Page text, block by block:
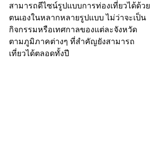
สามารถดีไซน์รูปแบบการท่องเที่ยวได้ด้วย
ตนเองในหลากหลายรูปแบบ ไม่ว่าจะเป็น
กิจกรรมหรือเทศกาลของแต่ละจังหวัด
ตามภูมิภาคต่างๆ ที่สำคัญยังสามารถ
เที่ยวได้ตลอดทั้งปี